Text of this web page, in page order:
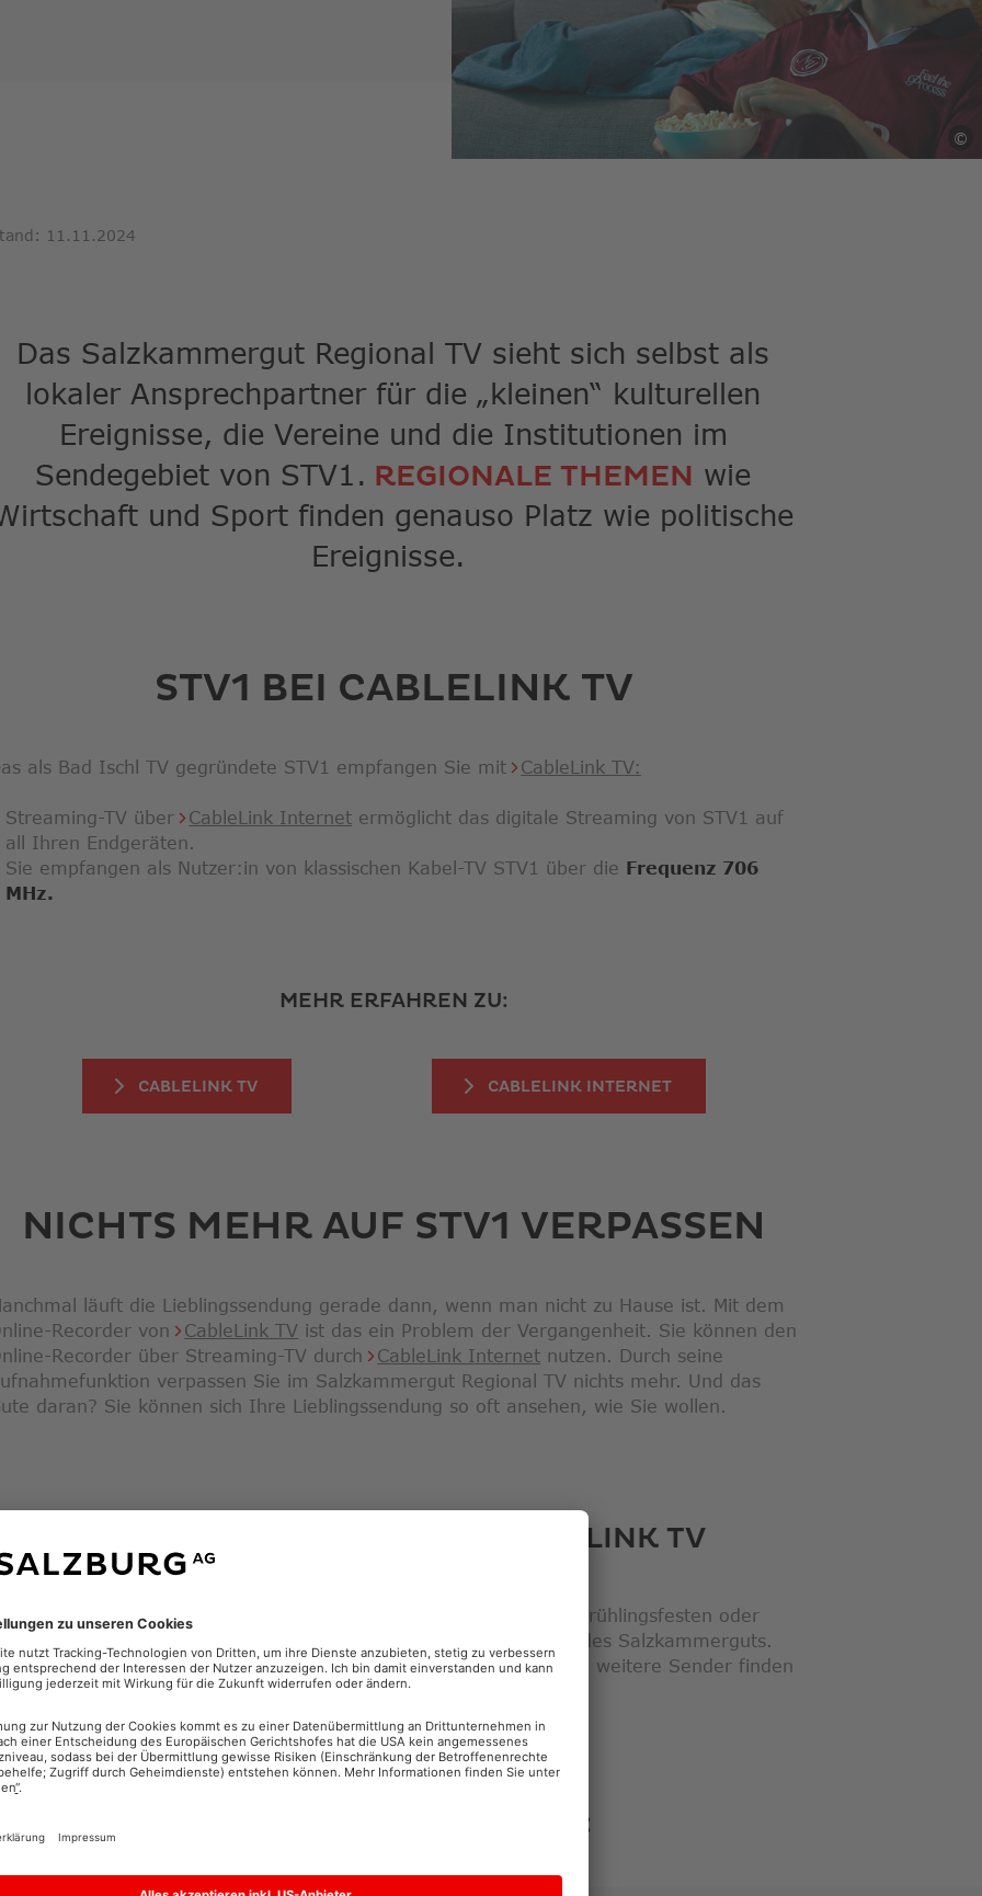
gelangen.
Benutzer
©
11.11.2024
Das Salzkammergut Regional TV sieht sich selbst als
lokaler Ansprechpartner für die „kleinen“ kulturellen
Ereignisse, die Vereine und die Institutionen im
Sendegebiet von STV1. REGIONALE THEMEN wie
und Sport finden genauso Platz wie politische
Ereignisse.
STV1 BEI CABLELINK TV
als Bad Ischl TV gegründete STV1 empfangen Sie mit CableLink TV:
Streaming-TV über CableLink Internet ermöglicht das digitale Streaming von STV1 auf
all Ihren Endgeräten.
Sie empfangen als Nutzer:in von klassischen Kabel-TV STV1 über die Frequenz 706
MHz.
MEHR ERFAHREN ZU:
CABLELINK TV CABLELINK INTERNET
NICHTS MEHR AUF STV1 VERPASSEN
läuft die Lieblingssendung gerade dann, wenn man nicht zu Hause ist. Mit dem
Recorder von CableLink TV ist das ein Problem der Vergangenheit. Sie können den
Recorder über Streaming-TV durch CableLink Internet nutzen. Durch seine
verpassen Sie im Salzkammergut Regional TV nichts mehr. Und das
daran? Sie können sich Ihre Lieblingssendung so oft ansehen, wie Sie wollen.
LOKALES FERNSEHEN BEI CABLELINK TV
Berichte aus dem Gemeindesaal, von Benefizveranstaltungen, Frühlingsfesten oder
Bürgermeisterwahlen – STV1 zeigt die wertvolle Kultur des Salzkammerguts.
Sie können mit CableLink TV immer dabei sein. Mehr dazu und weitere Sender finden
in der Senderliste.
WIR BERATEN SIE GERNE: